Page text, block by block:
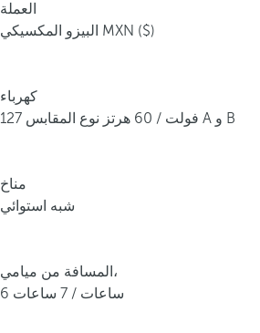
العملة
البيزو المكسيكي MXN ($)
كهرباء
127 فولت / 60 هرتز نوع المقابس A و B
مناخ
شبه استوائي
المسافة من ميامي،
6 ساعات / 7 ساعات